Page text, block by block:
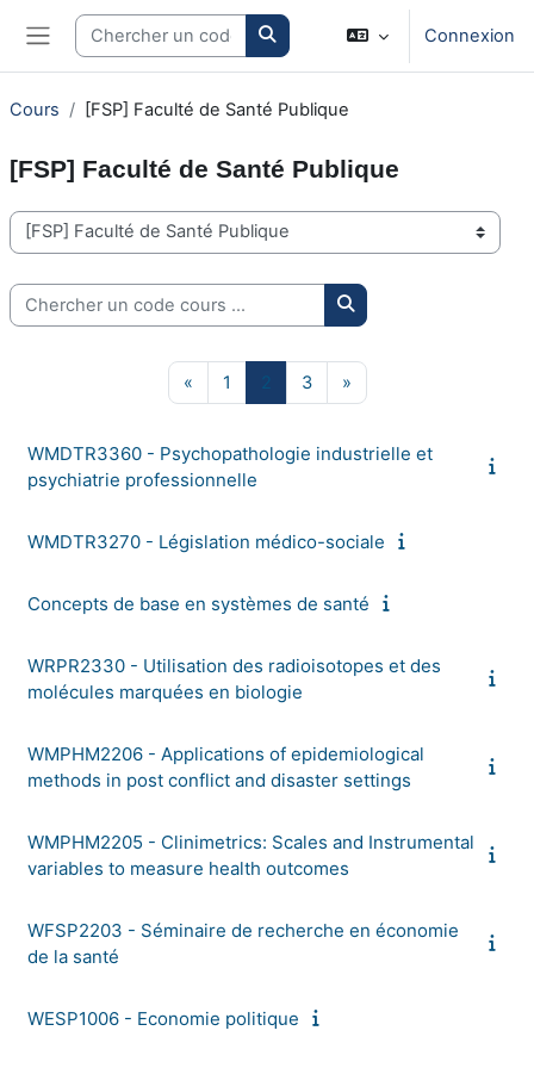
Passer au contenu principal
Panneau latéral
Search courses Connexion
Cours [FSP] Faculté de Santé Publique
[FSP] Faculté de Santé Publique
Catégories de cours
Chercher un code cours ...
Chercher un code
«Page précédente
1 2 Page 2
3Page 3
»Page suivante
WMDTR3360 - Psychopathologie industrielle et
psychiatrie professionnelle
WMDTR3270 - Législation médico-sociale
Concepts de base en systèmes de santé
WRPR2330 - Utilisation des radioisotopes et des
molécules marquées en biologie
WMPHM2206 - Applications of epidemiological
methods in post conflict and disaster settings
WMPHM2205 - Clinimetrics: Scales and Instrumental
variables to measure health outcomes
WFSP2203 - Séminaire de recherche en économie
de la santé
WESP1006 - Economie politique